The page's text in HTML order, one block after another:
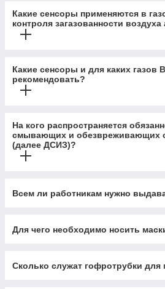
Какие сенсоры применяются в
контроля загазованности
Какие сенсоры и для каких газов
рекомендовать?
На кого распространяется
смывающих и обезвреживающих
(далее ДСИЗ)?
Всем ли работникам нужно
Для чего необходимо носить
Сколько служат гофротрубки для